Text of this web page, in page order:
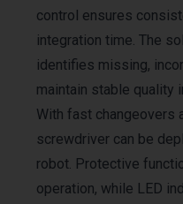
control ensures
integration time. The
identifies missing,
maintain stable quality
With fast changeovers
screwdriver can be
robot. Protective
operation, while LED